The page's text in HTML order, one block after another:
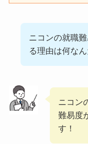
ニコンの就職
る理由は何な
ニコン
難易度
す！